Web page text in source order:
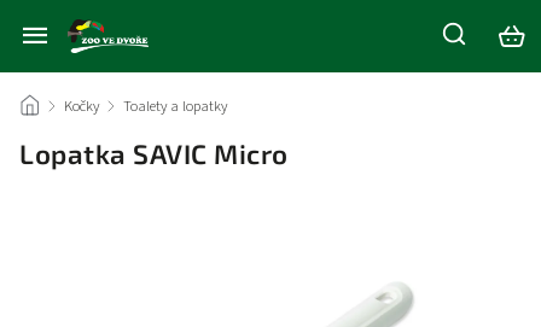
/ Kočky / Toalety a lopatky
Lopatka SAVIC Micro